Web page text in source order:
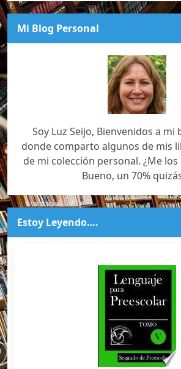
Mi Blog Personal
Soy Luz Seijo, Bienvenidos a mi
donde comparto algunos de mis
de mi colección personal. ¿Me
Bueno, un 70%
Estoy Leyendo….